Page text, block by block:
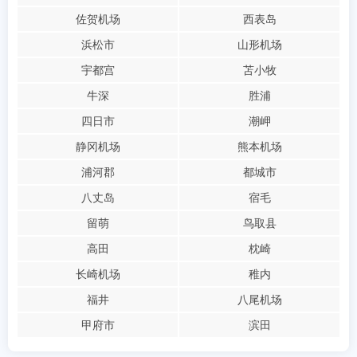
佐贺机场
西表岛
浜松市
山形机场
宇都宫
苫小牧
牛深
胜浦
四日市
潮岬
静冈机场
熊本机场
浦河郡
都城市
八丈岛
宿毛
留萌
鸟取县
高田
枕崎
长崎机场
稚内
福井
八尾机场
甲府市
滨田